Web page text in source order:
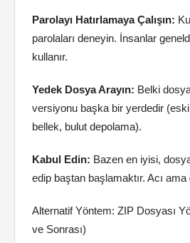
Parolayı Hatırlamaya Çalışın:
parolaları deneyin. İnsanlar
kullanır.
Yedek Dosya Arayın: Belki
versiyonu başka bir yerdedir
bellek, bulut depolama).
Kabul Edin: Bazen en iyisi,
edip baştan başlamaktır. Acı
Alternatif Yöntem: ZIP Dosyası
ve Sonrası)